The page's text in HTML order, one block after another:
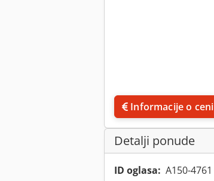
Informacije o ceni
Detalji ponude
ID oglasa: A150-4761